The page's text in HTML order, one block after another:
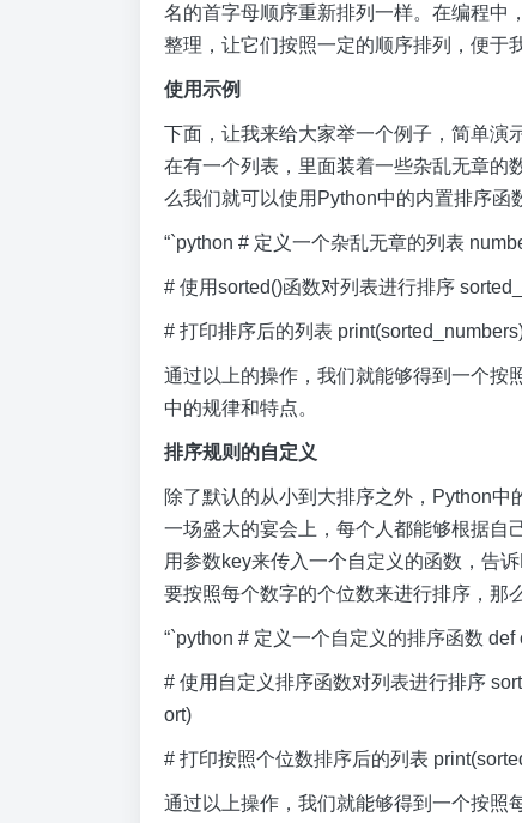
名的首字母顺序重新排列一样。在编程中
整理，让它们按照一定的顺序排列，便于
使用示例
下面，让我来给大家举一个例子，简单演
在有一个列表，里面装着一些杂乱无章的
么我们就可以使用Python中的内置排序函
“`python # 定义一个杂乱无章的列表
# 使用sorted()函数对列表进行排序
# 打印排序后的列表 print(sorted_numbers)
通过以上的操作，我们就能够得到一个按
中的规律和特点。
排序规则的自定义
除了默认的从小到大排序之外，Python
一场盛大的宴会上，每个人都能够根据自
用参数key来传入一个自定义的函数，告
要按照每个数字的个位数来进行排序，那
“`python # 定义一个自定义的排序函数
# 使用自定义排序函数对列表进行排序
ort)
# 打印按照个位数排序后的列表
通过以上操作，我们就能够得到一个按照